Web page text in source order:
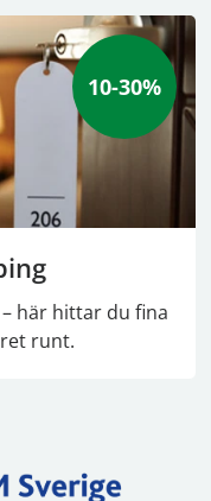
10-30%
här hittar du fina
runt.